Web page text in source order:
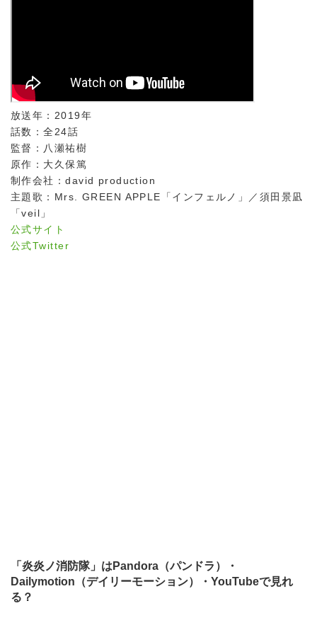
放送年：2019年
話数：全24話
監督：八瀬祐樹
原作：大久保篤
制作会社：david production
主題歌：Mrs. GREEN APPLE「インフェルノ」／須田景凪
「veil」
公式サイト
公式Twitter
「炎炎ノ消防隊」はPandora（パンドラ）・
Dailymotion（デイリーモーション）・YouTubeで見れ
る？